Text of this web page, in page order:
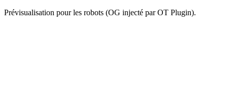
Prévisualisation pour les robots (OG injecté par OT Plugin).